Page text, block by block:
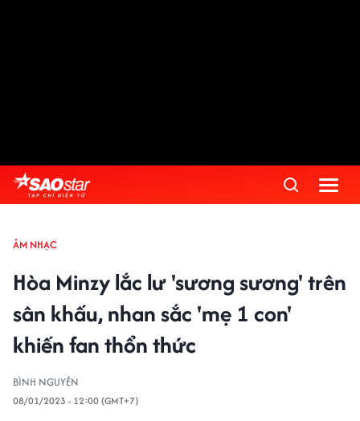
ÂM NHẠC
Hòa Minzy lắc lư 'sương sương' trên
sân khấu, nhan sắc 'mẹ 1 con'
khiến fan thổn thức
BÌNH NGUYÊN
08/01/2023 - 12:00 (GMT+7)